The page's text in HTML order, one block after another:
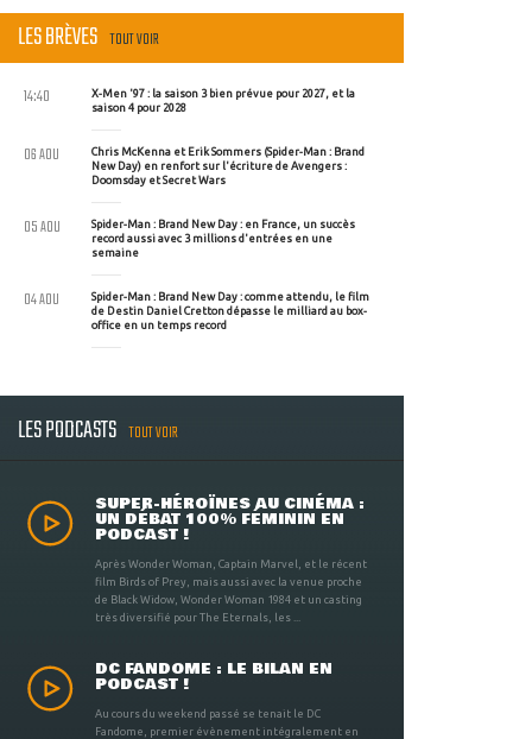
LES BRÈVES TOUT VOIR
X-Men '97 : la saison 3 bien prévue pour 2027, et la
saison 4 pour 2028
14:40
Chris McKenna et Erik Sommers (Spider-Man : Brand
New Day) en renfort sur l'écriture de Avengers :
Doomsday et Secret Wars
06 AOU
Spider-Man : Brand New Day : en France, un succès
record aussi avec 3 millions d'entrées en une
semaine
05 AOU
Spider-Man : Brand New Day : comme attendu, le film
de Destin Daniel Cretton dépasse le milliard au box-
office en un temps record
04 AOU
LES PODCASTS TOUT VOIR
SUPER-HÉROÏNES AU CINÉMA :
UN DÉBAT 100% FÉMININ EN
PODCAST !
Après Wonder Woman, Captain Marvel, et le récent
film Birds of Prey, mais aussi avec la venue proche
de Black Widow, Wonder Woman 1984 et un casting
très diversifié pour The Eternals, les ...
DC FANDOME : LE BILAN EN
PODCAST !
Au cours du weekend passé se tenait le DC
Fandome, premier évènement intégralement en